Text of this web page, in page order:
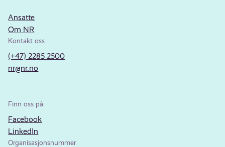
Ansatte
Om NR
Kontakt oss
(+47) 2285 2500
nr@nr.no
Finn oss på
Facebook
LinkedIn
Organisasjonsnummer